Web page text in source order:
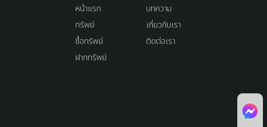
หน้าแรก
ทรัพย์
ซื้อทรัพย์
ฝากทรัพย์
บทความ
เกี่ยวกับเรา
ติดต่อเรา